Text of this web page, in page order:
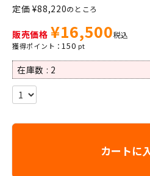
定価 ¥88,220のところ
販売価格 ¥16,500税込
150
在庫数
2
カートに